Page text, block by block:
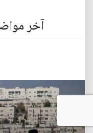
آخر